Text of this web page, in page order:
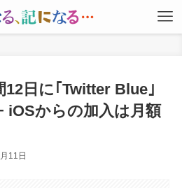
日に｢Twitter Blue｣
iOSからの加入は月額
11日